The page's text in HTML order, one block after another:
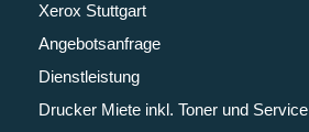
Xerox Stuttgart
Angebotsanfrage
Dienstleistung
Drucker Miete inkl. Toner und Service